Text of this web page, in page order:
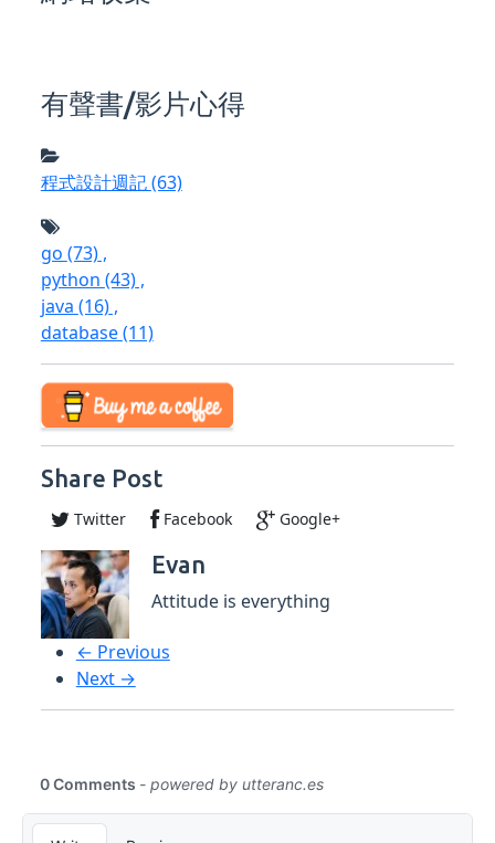
有聲書/影片心得
程式設計週記(63)
go (73),
python (43),
java (16),
database(11)
Share Post
Twitter Facebook Google+
Evan
Attitude is everything
← Previous
Next →